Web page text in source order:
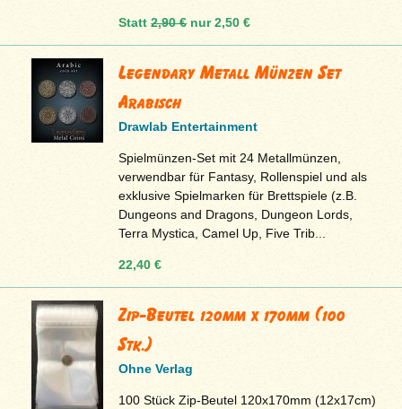
Statt2,90 €nur2,50 €
Legendary Metall Münzen Set
Arabisch
Drawlab Entertainment
Spielmünzen-Set mit 24 Metallmünzen,
verwendbar für Fantasy, Rollenspiel und als
exklusive Spielmarken für Brettspiele (z.B.
Dungeons and Dragons, Dungeon Lords,
Terra Mystica, Camel Up, Five Trib...
22,40 €
Zip-Beutel 120mm x 170mm (100
Stk.)
Ohne Verlag
100 Stück Zip-Beutel 120x170mm (12x17cm)